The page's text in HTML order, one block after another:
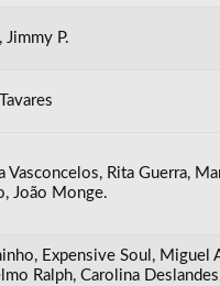
Jimmy P.
Vasconcelos, Rita Guerra,
João Monge.
Expensive Soul, Miguel
Ralph, Carolina